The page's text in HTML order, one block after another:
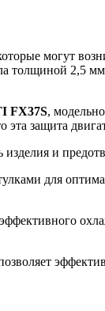
могут
толщиной 2,5
FX37S,
эта защита
и
для